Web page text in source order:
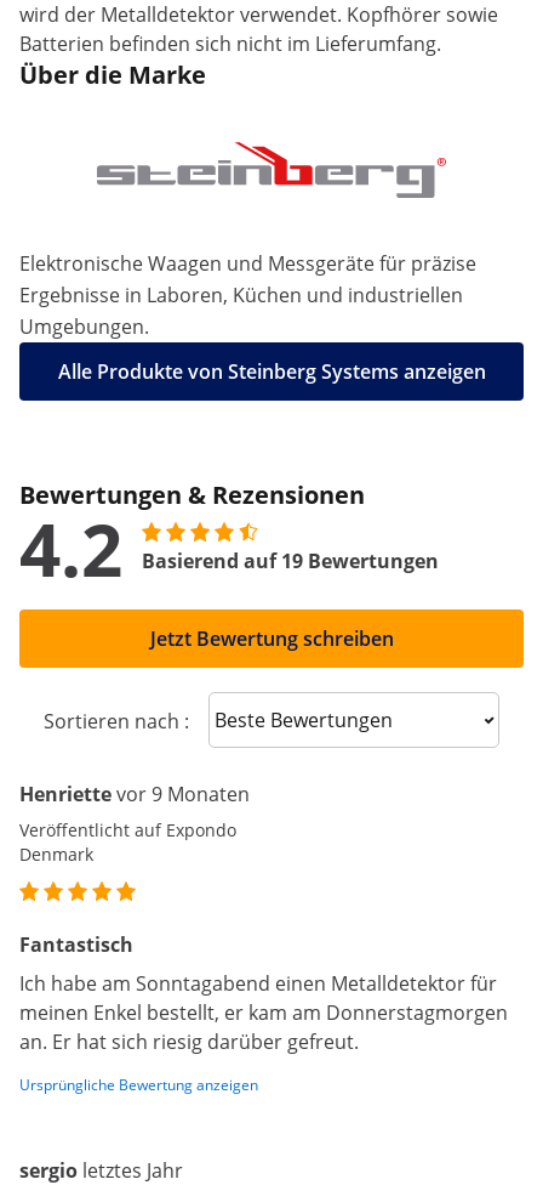
wird der Metalldetektor verwendet. Kopfhörer sowie
Batterien befinden sich nicht im Lieferumfang.
Über die Marke
Elektronische Waagen und Messgeräte für präzise
Ergebnisse in Laboren, Küchen und industriellen
Umgebungen.
Alle Produkte von Steinberg Systems anzeigen
Bewertungen & Rezensionen
4.2 Basierend auf 19 Bewertungen
Jetzt Bewertung schreiben
Sortieren nach : Sort reviews
Henriettevor 9 Monaten
Veröffentlicht auf Expondo
Denmark
Fantastisch
Ich habe am Sonntagabend einen Metalldetektor für
meinen Enkel bestellt, er kam am Donnerstagmorgen
an. Er hat sich riesig darüber gefreut.
Ursprüngliche Bewertung anzeigen
sergio letztes Jahr